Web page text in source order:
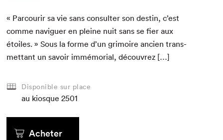
« Par­courir sa vie sans con­sul­ter son des­tin, c’est
comme nav­iguer en pleine nuit sans se fier aux
étoiles. » Sous la forme d’un gri­moire ancien trans­
met­tant un savoir immé­mo­r­i­al, découvrez […]
Disponible sur place
au kiosque 2501
Acheter